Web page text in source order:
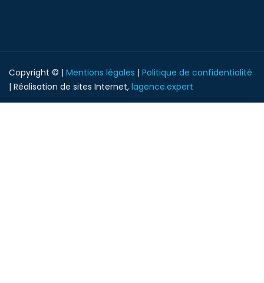
Copyright © | Mentions légales | Politique de confidentialité
| Réalisation de sites Internet, lagence.expert